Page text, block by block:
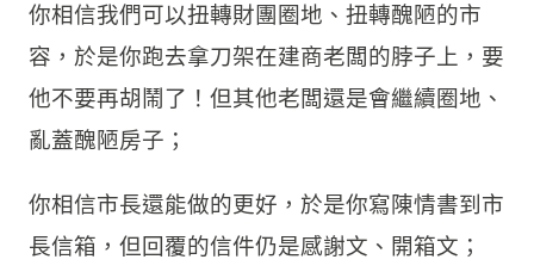
你相信我們可以扭轉財團圈地、扭轉醜陋的市
容，於是你跑去拿刀架在建商老闆的脖子上，要
他不要再胡鬧了！但其他老闆還是會繼續圈地、
亂蓋醜陋房子；
你相信市長還能做的更好，於是你寫陳情書到市
長信箱，但回覆的信件仍是感謝文、開箱文；